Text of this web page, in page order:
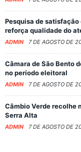
Pesquisa de satisfação
reforça qualidade do
ADMIN 7 DE AGOSTO DE
Câmara de São Bento
no período eleitoral
ADMIN 7 DE AGOSTO DE
Câmbio Verde recolhe
Serra Alta
ADMIN 7 DE AGOSTO DE